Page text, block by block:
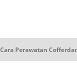
Perawatan